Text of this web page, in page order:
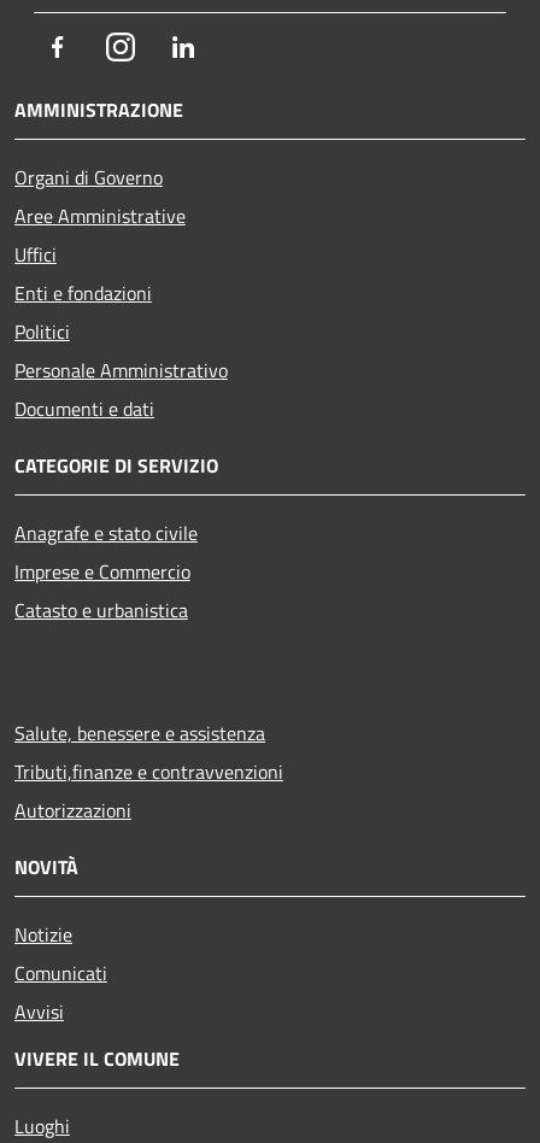
FacebookInstagram
AMMINISTRAZIONE
Organi di Governo
Aree Amministrative
Uffici
Enti e fondazioni
Politici
Personale Amministrativo
Documenti e dati
CATEGORIE DI SERVIZIO
Anagrafe e stato civile
Imprese e Commercio
Catasto e urbanistica
Salute, benessere e assistenza
Tributi,finanze e contravvenzioni
Autorizzazioni
NOVITÀ
Notizie
Comunicati
Avvisi
VIVERE IL COMUNE
Luoghi